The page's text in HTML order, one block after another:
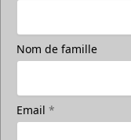
accompagné
Prends une photo
Nom de famille
Email *